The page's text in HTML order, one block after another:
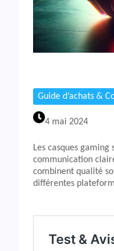
Guide d’achats &
4 mai 2024
Les casques
communication
combinent qualité
différentes